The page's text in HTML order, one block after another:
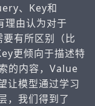
、Key和
理由认为对于
有所区别（比
更倾向于描述特
的内容，Value
让模型通过学习
，我们得到了